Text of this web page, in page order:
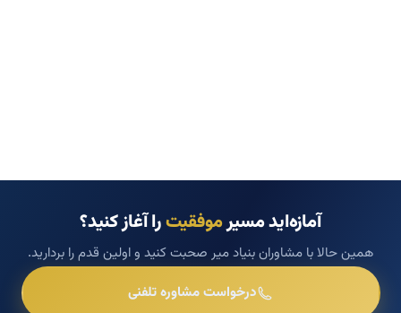
آمازه‌اید مسیرموفقیترا آغاز کنید؟
همین حالا با مشاوران بنیاد میر صحبت کنید و اولین قدم را بردارید.
درخواست مشاوره تلفنی